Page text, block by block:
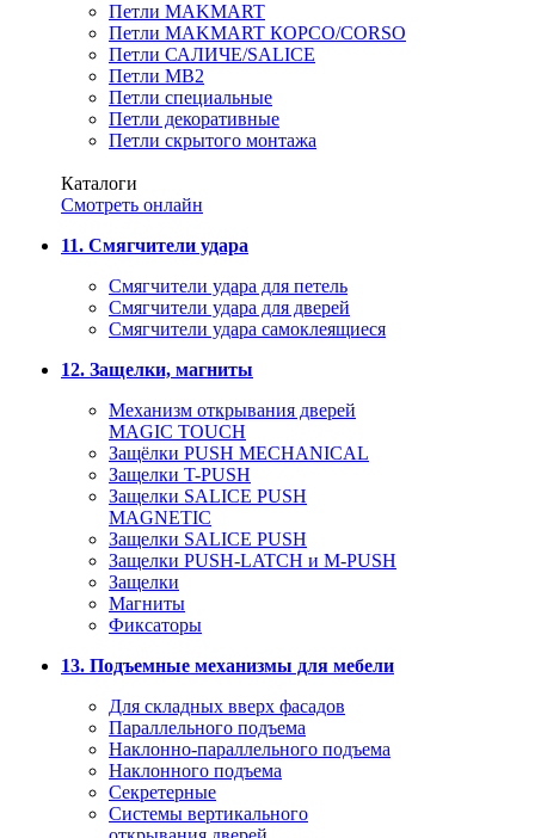
Петли MAKMART
Петли MAKMART КОРСО/CORSO
Петли САЛИЧЕ/SALICE
Петли MB2
Петли специальные
Петли декоративные
Петли скрытого монтажа
Каталоги
Смотреть онлайн
11. Смягчители удара
Смягчители удара для петель
Смягчители удара для дверей
Cмягчители удара самоклеящиеся
12. Защелки, магниты
Механизм открывания дверей
MAGIC TOUCH
Защёлки PUSH MECHANICAL
Защелки T-PUSH
Защелки SALICE PUSH
MAGNETIC
Защелки SALICE PUSH
Защелки PUSH-LATCH и M-PUSH
Защелки
Магниты
Фиксаторы
13. Подъемные механизмы для мебели
Для складных вверх фасадов
Параллельного подъема
Наклонно-параллельного подъема
Наклонного подъема
Секретерные
Системы вертикального